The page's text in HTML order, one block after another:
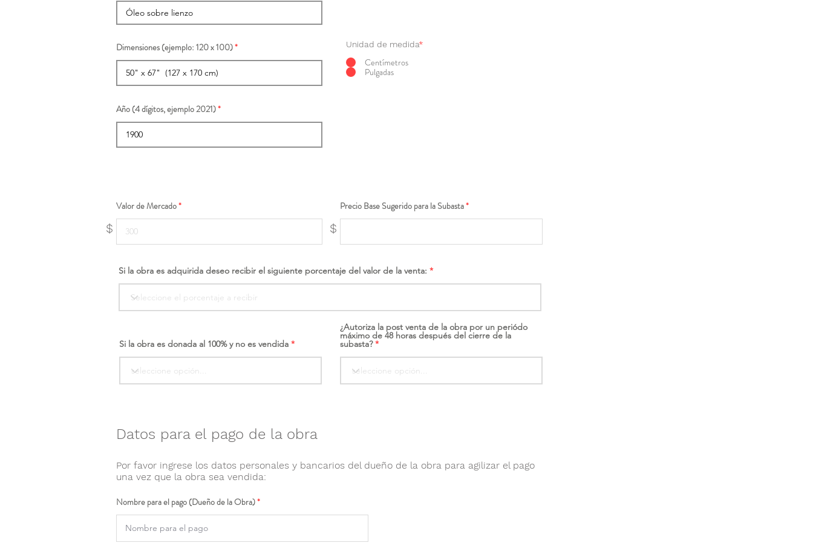
Dimensiones (ejemplo: 120 x 100) Unidad de medida*
Centímetros
Pulgadas
Año (4 dígitos, ejemplo 2021)
$
Valor de Mercado
$
Precio Base Sugerido para la Subasta
Si la obra es adquirida deseo recibir el siguiente porcentaje del valor de la venta:
Si la obra es donada al 100% y no es vendida
¿Autoriza la post venta de la obra por un periódo
máximo de 48 horas después del cierre de la
subasta?
Datos para el pago de la obra
Por favor ingrese los datos personales y bancarios del dueño de la obra para agilizar el pago
una vez que la obra sea vendida:
Nombre para el pago (Dueño de la Obra)